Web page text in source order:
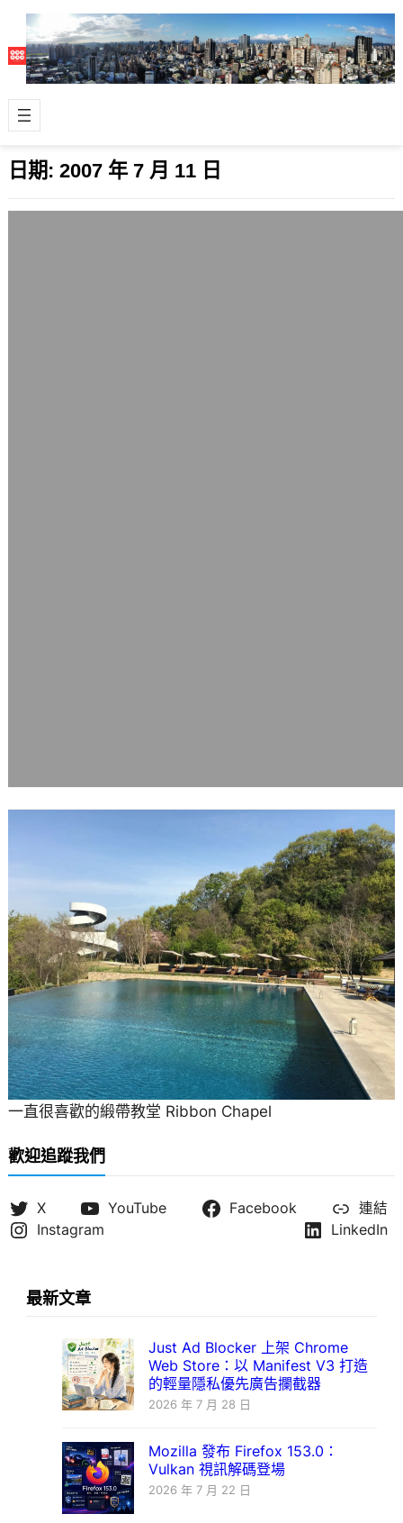
日期: 2007 年 7 月 11 日
一直很喜歡的緞帶教堂 Ribbon Chapel
歡迎追蹤我們
X YouTube Facebook
連結
Instagram
LinkedIn
最新文章
Just Ad Blocker 上架 Chrome
Web Store：以 Manifest V3 打造
的輕量隱私優先廣告攔截器
2026 年 7 月 28 日
Mozilla 發布 Firefox 153.0：
Vulkan 視訊解碼登場
2026 年 7 月 22 日